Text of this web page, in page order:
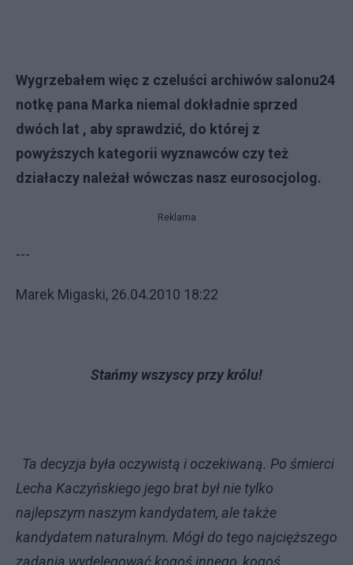
Wygrzebałem więc z czeluści archiwów salonu24
notkę pana Marka niemal dokładnie sprzed
dwóch lat , aby sprawdzić, do której z
powyższych kategorii wyznawców czy też
działaczy należał wówczas nasz eurosocjolog.
Reklama
---
Marek Migaski, 26.04.2010 18:22
Stańmy wszyscy przy królu!
Ta decyzja była oczywistą i oczekiwaną. Po śmierci
Lecha Kaczyńskiego jego brat był nie tylko
najlepszym naszym kandydatem, ale także
kandydatem naturalnym. Mógł do tego najcięższego
zadania wydelegować kogoś innego, kogoś